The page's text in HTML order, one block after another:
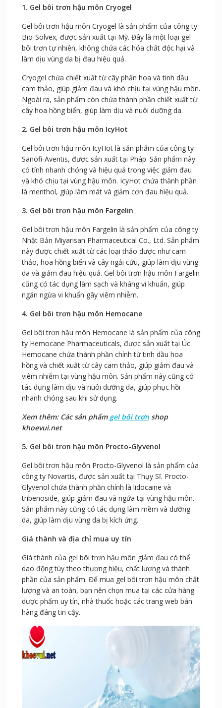
1. Gel bôi trơn hậu môn Cryogel
Gel bôi trơn hậu môn Cryogel là sản phẩm của công ty
Bio-Solvex, được sản xuất tại Mỹ. Đây là một loại gel
bôi trơn tự nhiên, không chứa các hóa chất độc hại và
làm dịu vùng da bị đau hiệu quả.
Cryogel chứa chiết xuất từ cây phấn hoa và tinh dầu
cam thảo, giúp giảm đau và khó chịu tại vùng hậu môn.
Ngoài ra, sản phẩm còn chứa thành phần chiết xuất từ
cây hoa hồng biển, giúp làm dịu và nuôi dưỡng da.
2. Gel bôi trơn hậu môn IcyHot
Gel bôi trơn hậu môn IcyHot là sản phẩm của công ty
Sanofi-Aventis, được sản xuất tại Pháp. Sản phẩm này
có tính nhanh chóng và hiệu quả trong việc giảm đau
và khó chịu tại vùng hậu môn. IcyHot chứa thành phần
là menthol, giúp làm mát và giảm cơn đau hiệu quả.
3. Gel bôi trơn hậu môn Fargelin
Gel bôi trơn hậu môn Fargelin là sản phẩm của công ty
Nhật Bản Miyarisan Pharmaceutical Co., Ltd. Sản phẩm
này được chiết xuất từ các loại thảo dược như cam
thảo, hoa hồng biển và cây ngải cứu, giúp làm dịu vùng
da và giảm đau hiệu quả. Gel bôi trơn hậu môn Fargelin
cũng có tác dụng làm sạch và kháng vi khuẩn, giúp
ngăn ngừa vi khuẩn gây viêm nhiễm.
4. Gel bôi trơn hậu môn Hemocane
Gel bôi trơn hậu môn Hemocane là sản phẩm của công
ty Hemocane Pharmaceuticals, được sản xuất tại Úc.
Hemocane chứa thành phần chính từ tinh dầu hoa
hồng và chiết xuất từ cây cam thảo, giúp giảm đau và
viêm nhiễm tại vùng hậu môn. Sản phẩm này cũng có
tác dụng làm dịu và nuôi dưỡng da, giúp phục hồi
nhanh chóng sau khi sử dụng.
Xem thêm: Các sản phẩm gel bôi trơnshop
khoevui.net
5. Gel bôi trơn hậu môn Procto-Glyvenol
Gel bôi trơn hậu môn Procto-Glyvenol là sản phẩm của
công ty Novartis, được sản xuất tại Thụy Sĩ. Procto-
Glyvenol chứa thành phần chính là lidocaine và
tribenoside, giúp giảm đau và ngứa tại vùng hậu môn.
Sản phẩm này cũng có tác dụng làm mềm và dưỡng
da, giúp làm dịu vùng da bị kích ứng.
Giá thành và địa chỉ mua uy tín
Giá thành của gel bôi trơn hậu môn giảm đau có thể
dao động tùy theo thương hiệu, chất lượng và thành
phần của sản phẩm. Để mua gel bôi trơn hậu môn chất
lượng và an toàn, bạn nên chọn mua tại các cửa hàng
dược phẩm uy tín, nhà thuốc hoặc các trang web bán
hàng đáng tin cậy.